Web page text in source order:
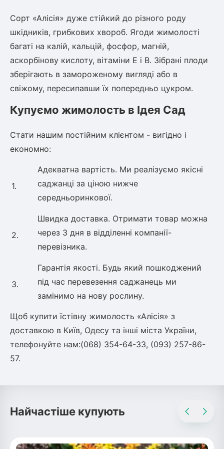
Сорт «Алісія» дуже стійкий до різного роду
шкідників, грибкових хвороб. Ягоди жимолості
багаті на калій, кальцій, фосфор, магній,
аскорбінову кислоту, вітаміни Е і В. Зібрані плоди
зберігають в замороженому вигляді або в
свіжому, пересипавши їх попередньо цукром.
Купуємо жимолость в Ідея Сад
Стати нашим постійним клієнтом - вигідно і
економно:
1.
Адекватна вартість. Ми реалізуємо якісні
саджанці за ціною нижче
середньоринкової.
2.
Швидка доставка. Отримати товар можна
через 3 дня в відділенні компанії-
перевізника.
3.
Гарантія якості. Будь який пошкоджений
під час перевезення саджанець ми
замінимо на нову рослину.
Щоб купити їстівну жимолость «Алісія» з
доставкою в Київ, Одесу та інші міста України,
телефонуйте нам:(068) 354-64-33, (093) 257-86-
57.
Найчастіше купують